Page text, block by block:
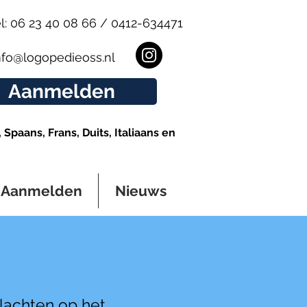
06 23 40 08 66 / 0412-634471
Aanmelden
Frans, Duits, Italiaans en
Aanmelden Nieuws